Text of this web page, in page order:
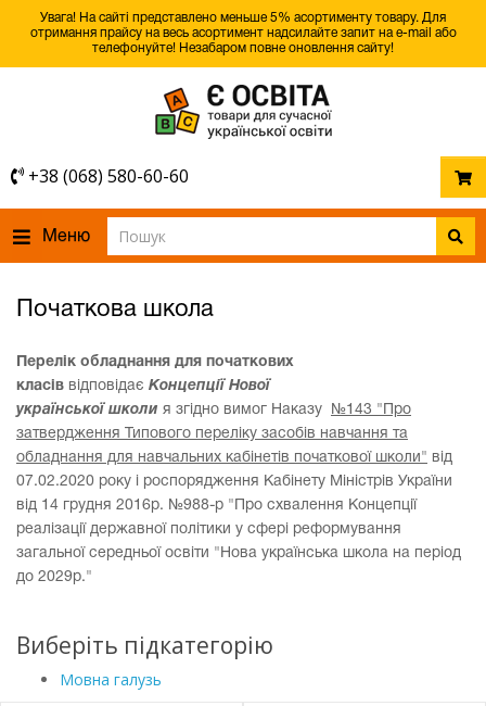
Увага! На сайті представлено меньше 5% асортименту товару. Для
отримання прайсу на весь асортимент надсилайте запит на e-mail або
телефонуйте! Незабаром повне оновлення сайту!
+38 (068) 580-60-60
Меню
Початкова школа
Перелік обладнання для початкових
класів відповідає Концепції Нової
української школи я згідно вимог Наказу
№143 "Про
затвердження Типового переліку засобів навчання та
обладнання для навчальних кабінетів початкової школи" від
07.02.2020 року і роспорядження Кабінету Міністрів України
від 14 грудня 2016р. №988-р "Про схвалення Концепції
реалізації державної політики у сфері реформування
загальної середньої освіти "Нова українська школа на період
до 2029р."
Виберіть підкатегорію
Мовна галузь